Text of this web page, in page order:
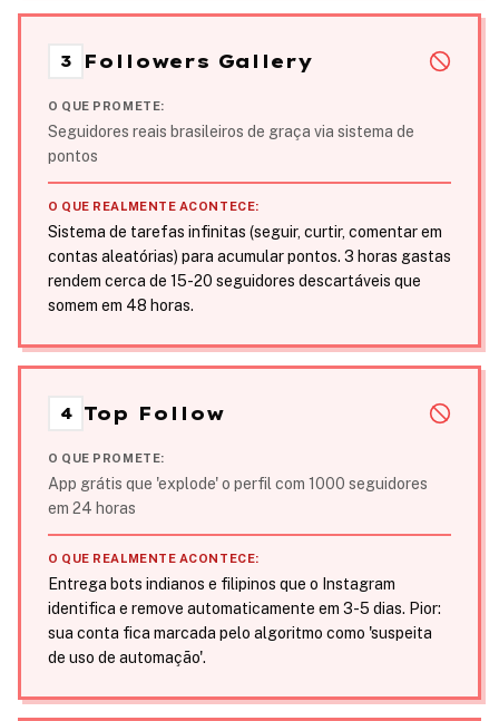
3 Followers Gallery
O QUE PROMETE:
Seguidores reais brasileiros de graça via sistema de
pontos
O QUE REALMENTE ACONTECE:
Sistema de tarefas infinitas (seguir, curtir, comentar em
contas aleatórias) para acumular pontos. 3 horas gastas
rendem cerca de 15-20 seguidores descartáveis que
somem em 48 horas.
4 Top Follow
O QUE PROMETE:
App grátis que 'explode' o perfil com 1000 seguidores
em 24 horas
O QUE REALMENTE ACONTECE:
Entrega bots indianos e filipinos que o Instagram
identifica e remove automaticamente em 3-5 dias. Pior:
sua conta fica marcada pelo algoritmo como 'suspeita
de uso de automação'.